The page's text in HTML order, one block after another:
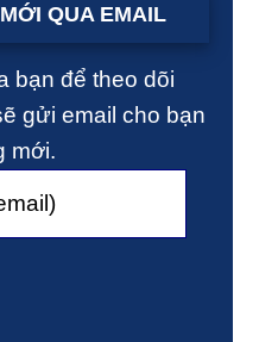
QUA EMAIL
bạn để theo dõi
gửi email cho bạn
mới.